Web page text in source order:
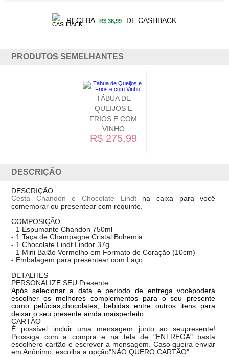
RECEBA R$ 36,99 DE CASHBACK
PRODUTOS SEMELHANTES
TÁBUA DE
QUEIJOS E
FRIOS E COM
VINHO
R$ 275,99
DESCRIÇÃO
DESCRIÇÃO
Cesta Chandon e Chocolate Lindtna caixa para você
comemorar ou presentear com requinte.
COMPOSIÇÃO
- 1 Espumante Chandon 750ml
- 1 Taça de Champagne Cristal Bohemia
- 1 Chocolate Lindt Lindor 37g
- 1 Mini Balão Vermelho em Formato de Coração (10cm)
- Embalagem para presentear com Laço
DETALHES
PERSONALIZE SEU Presente
Após selecionar a data e período de entrega vocêpoder
escolher os melhores complementos para o seu presente
como pelúcias,chocolates, bebidas entre outros itens para
deixar o seu presente ainda maisperfeito.
CARTÃO
É possível incluir uma mensagem junto ao seupresente!
Prossiga com a compra e na tela de "ENTREGA" basta
escolhero cartão e escrever a mensagem. Caso queira enviar
em Anônimo, escolha a opção"NÃO QUERO CARTÃO".